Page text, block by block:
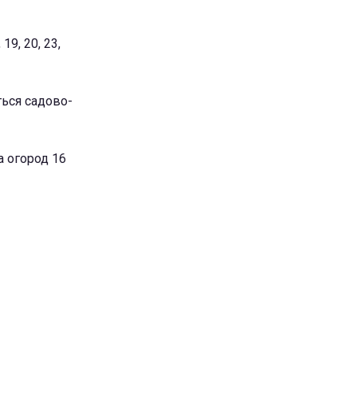
20, 23,
садово-
огород 16